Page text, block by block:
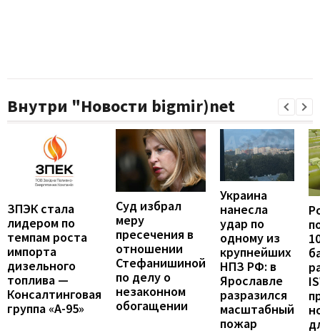
Внутри "Новости bigmir)net
ЗПЭК стала
лидером по
темпам роста
импорта
дизельного
топлива —
Консалтинговая
группа «А-95»
Суд избрал
меру
пресечения в
отношении
Стефанишиной
по делу о
незаконном
обогащении
Украина
нанесла
удар по
одному из
крупнейших
НПЗ РФ: в
Ярославле
разразился
масштабный
пожар